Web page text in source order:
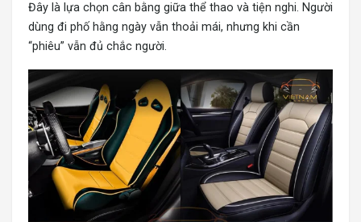
Đây là lựa chọn cân bằng giữa thể thao và tiện nghi. Người
dùng đi phố hằng ngày vẫn thoải mái, nhưng khi cần
“phiêu” vẫn đủ chắc người.